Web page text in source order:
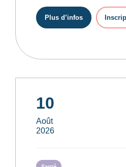
Plus d’infos
10
Août
2026